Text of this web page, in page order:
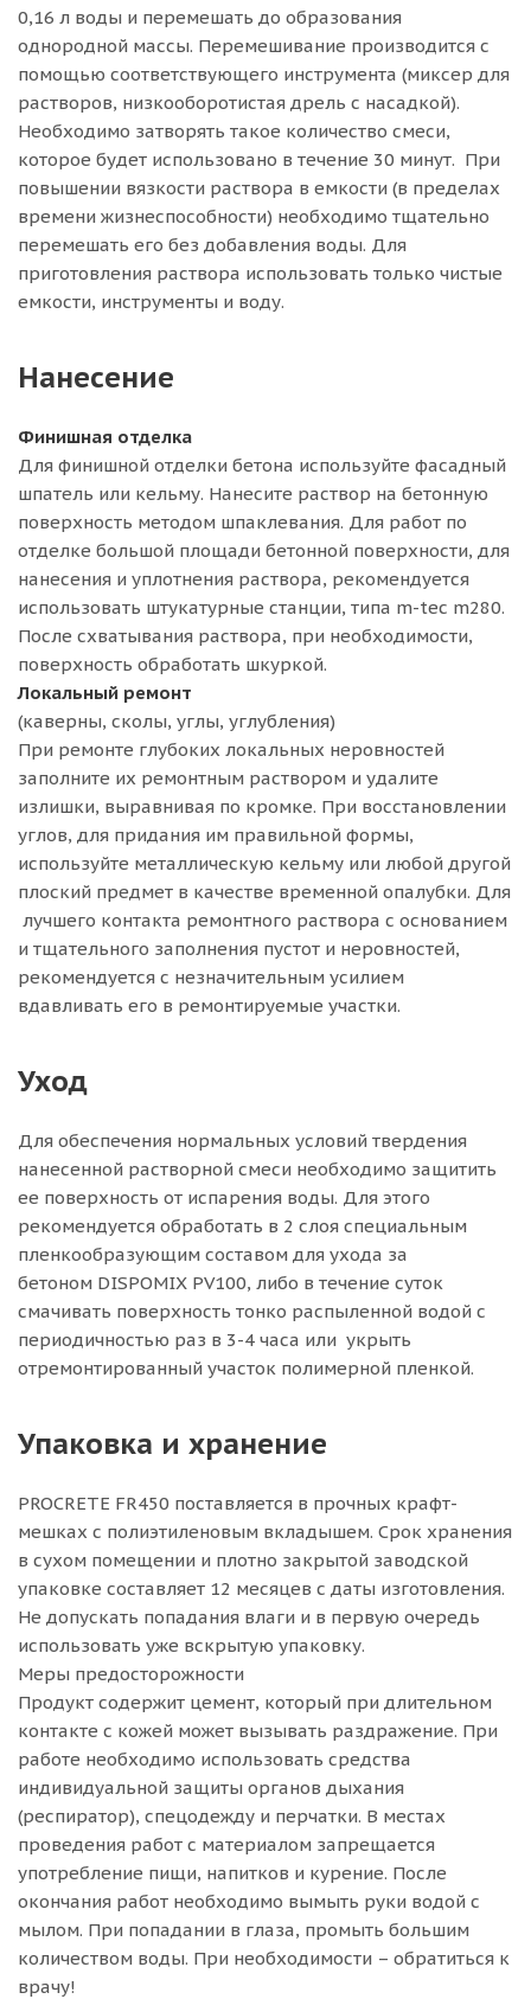
0,16 л воды и перемешать до образования
однородной массы. Перемешивание производится с
помощью соответствующего инструмента (миксер для
растворов, низкооборотистая дрель с насадкой).
Необходимо затворять такое количество смеси,
которое будет использовано в течение 30 минут. При
повышении вязкости раствора в емкости (в пределах
времени жизнеспособности) необходимо тщательно
перемешать его без добавления воды. Для
приготовления раствора использовать только чистые
емкости, инструменты и воду.
Нанесение
Финишная отделка
Для финишной отделки бетона используйте фасадный
шпатель или кельму. Нанесите раствор на бетонную
поверхность методом шпаклевания. Для работ по
отделке большой площади бетонной поверхности, для
нанесения и уплотнения раствора, рекомендуется
использовать штукатурные станции, типа m-tec m280.
После схватывания раствора, при необходимости,
поверхность обработать шкуркой.
Локальный ремонт
(каверны, сколы, углы, углубления)
При ремонте глубоких локальных неровностей
заполните их ремонтным раствором и удалите
излишки, выравнивая по кромке. При восстановлении
углов, для придания им правильной формы,
используйте металлическую кельму или любой другой
плоский предмет в качестве временной опалубки. Для
лучшего контакта ремонтного раствора с основанием
и тщательного заполнения пустот и неровностей,
рекомендуется с незначительным усилием
вдавливать его в ремонтируемые участки.
Уход
Для обеспечения нормальных условий твердения
нанесенной растворной смеси необходимо защитить
ее поверхность от испарения воды. Для этого
рекомендуется обработать в 2 слоя специальным
пленкообразующим составом для ухода за
бетоном DISPOMIX PV100, либо в течение суток
смачивать поверхность тонко распыленной водой с
периодичностью раз в 3-4 часа или укрыть
отремонтированный участок полимерной пленкой.
Упаковка и хранение
PROCRETE FR450 поставляется в прочных крафт-
мешках с полиэтиленовым вкладышем. Срок хранения
в сухом помещении и плотно закрытой заводской
упаковке составляет 12 месяцев с даты изготовления.
Не допускать попадания влаги и в первую очередь
использовать уже вскрытую упаковку.
Меры предосторожности
Продукт содержит цемент, который при длительном
контакте с кожей может вызывать раздражение. При
работе необходимо использовать средства
индивидуальной защиты органов дыхания
(респиратор), спецодежду и перчатки. В местах
проведения работ с материалом запрещается
употребление пищи, напитков и курение. После
окончания работ необходимо вымыть руки водой с
мылом. При попадании в глаза, промыть большим
количеством воды. При необходимости – обратиться к
врачу!